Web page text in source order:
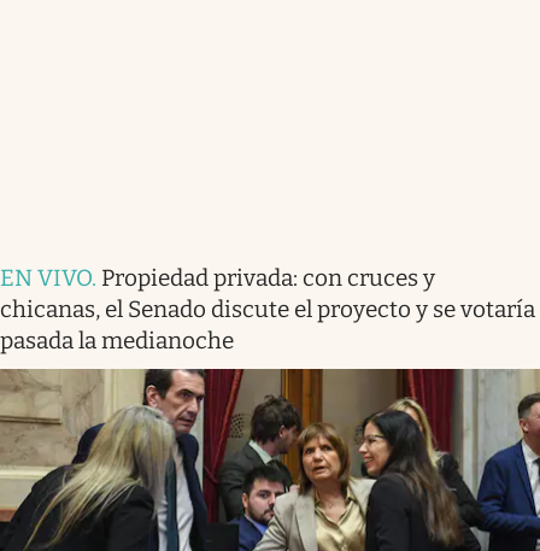
EN VIVO. Propiedad privada: con cruces y
chicanas, el Senado discute el proyecto y se votaría
pasada la medianoche